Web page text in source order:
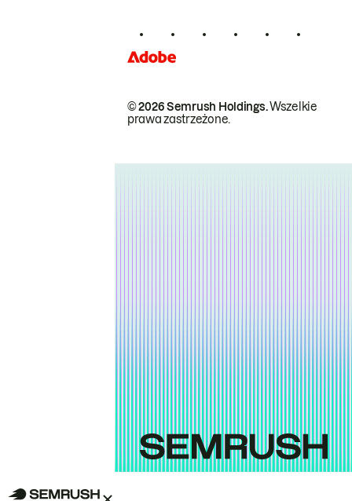
© 2026 Semrush Holdings.Wszelkie
prawa zastrzeżone.